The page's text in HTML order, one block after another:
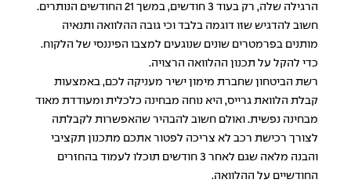
הרגילה שלה, רק בעוד 3 חודשים, במשך 21 החודשים הנותרים.
חשוב להדגיש שזו דוגמה בלבד וכי גובה ההלוואה ותנאיה
מותנים בפרמטרים שונים שנוגעים למצבו הפיננסי של הלקוח.
כדי להקל על תכנון ההלוואה הרצויה.
רשת הביטחון שחברת מימון ישיר מעניקה לכם, באמצעות
קבלת הלוואת גרייס, היא נוחה מבחינה כלכלית ומעודדת מאוד
מבחינה נפשית. ואולם חשוב להבהיר שהאפשרות לקבלתה
לצורך רכישת רכב לא צריכה לפטור אתכם מתכנון תקציבי
והבנה מלאה שגם לאחר 3 חודשים תוכלו לעמוד בהחזרים
החודשיים על ההלוואה.